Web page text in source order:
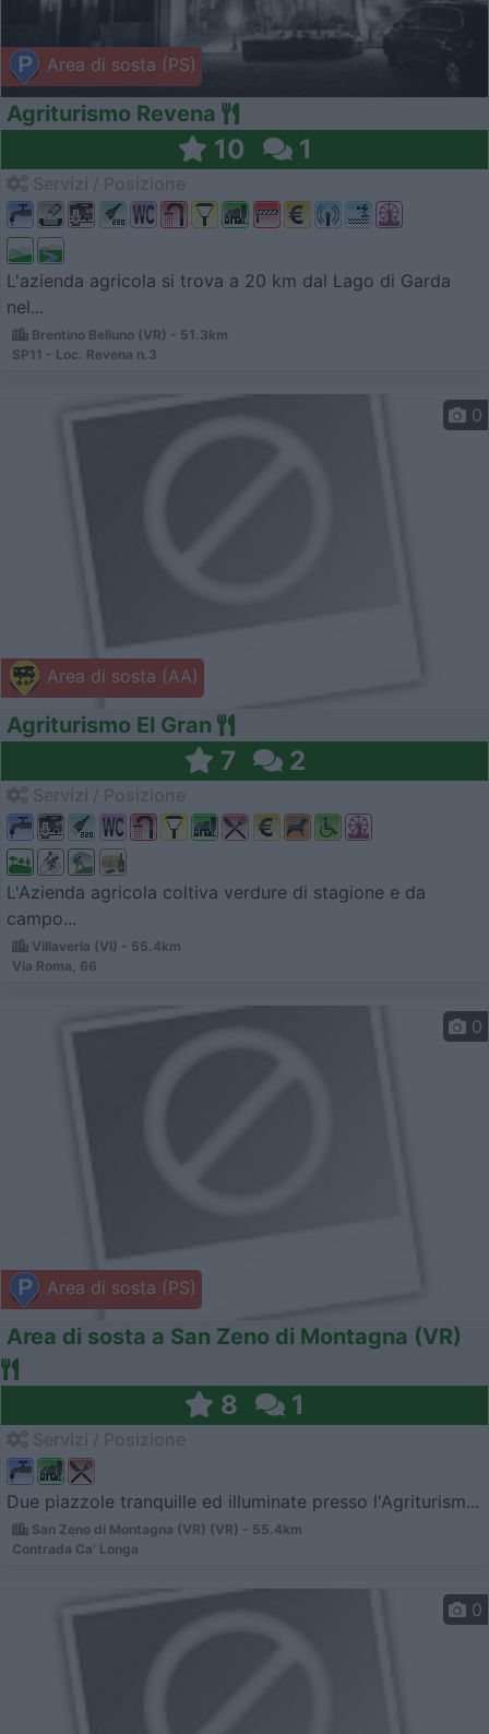
Area di sosta (PS)
Agriturismo Revena
10 1
L'azienda agricola si trova a 20 km dal Lago di Garda
nel...
Brentino Belluno (VR) - 51.3km
SP11 - Loc. Revena n.3
Area di sosta (AA)
0
Agriturismo El Gran
7 2
L'Azienda agricola coltiva verdure di stagione e da
campo...
Villaverla (VI) - 55.4km
Via Roma, 66
Area di sosta (PS)
0
Area di sosta a San Zeno di Montagna (VR)
8 1
Due piazzole tranquille ed illuminate presso l'Agriturism...
San Zeno di Montagna (VR) (VR) - 55.4km
Contrada Ca' Longa
0